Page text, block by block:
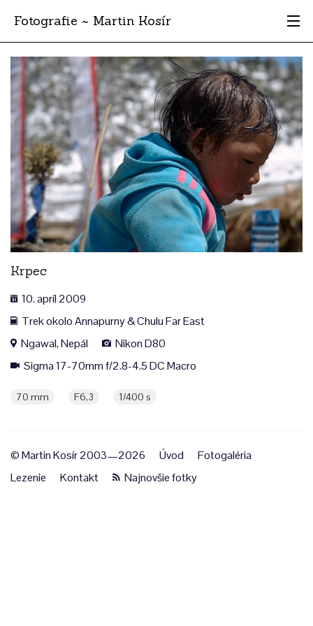
Fotografie ~ Martin Kosír
Moje obľúbené
Albumy
Miesta
Archív
Vyhľadávanie
Krpec
10. apríl 2009
Trek okolo Annapurny & Chulu Far East
Ngawal, Nepál
Nikon D80
Sigma 17-70mm f/2.8-4.5 DC Macro
70 mm F6,3 1/400 s
© Martin Kosír 2003—2026 Úvod
Fotogaléria
Lezenie
Kontakt Najnovšie fotky